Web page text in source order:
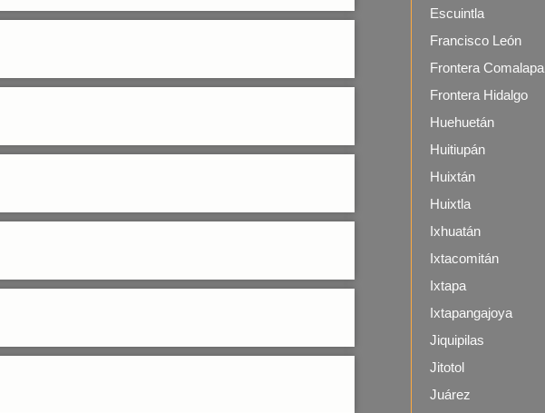
Escuintla
Francisco León
Frontera Comalapa
Frontera Hidalgo
Huehuetán
Huitiupán
Huixtán
Huixtla
Ixhuatán
Ixtacomitán
Ixtapa
Ixtapangajoya
Jiquipilas
Jitotol
Juárez